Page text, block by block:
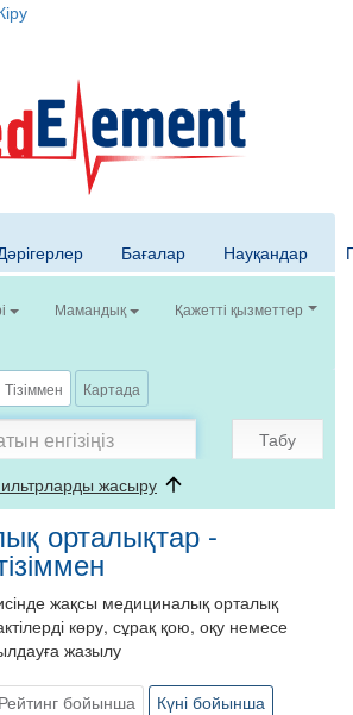
Бағалар Науқандар
Мамандық
Қажетті қызметтер
Тізіммен Картада
Табу
жасыру
орталықтар -
жақсы медициналық орталық
көру, сұрақ қою, оқу немесе
жазылу
Рейтинг бойынша
Күні бойынша